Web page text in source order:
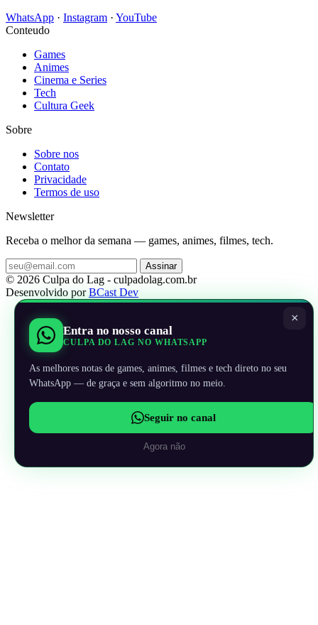
WhatsApp · Instagram · YouTube
Conteudo
Games
Animes
Cinema e Series
Tech
Cultura Geek
Sobre
Sobre nos
Contato
Privacidade
Termos de uso
Newsletter
Receba o melhor da semana — games, animes, filmes, tech.
Assinar
© 2026 Culpa do Lag - culpadolag.com.br
Desenvolvido porBCast Dev
×
Entra no nosso canal
CULPA DO LAG NO WHATSAPP
As melhores notas de games, animes, filmes e tech direto no seu
WhatsApp — de graça e sem algoritmo no meio.
Seguir no canal
Agora não